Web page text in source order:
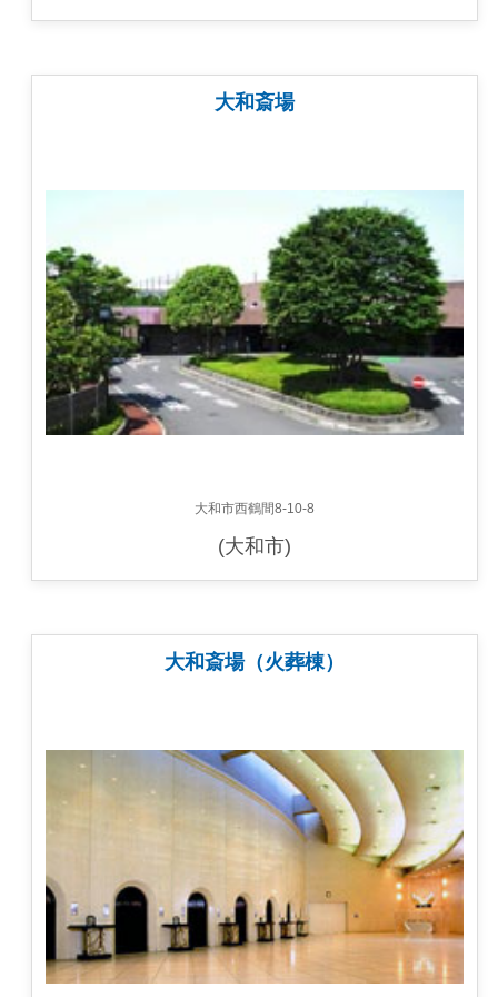
大和斎場
大和市西鶴間8-10-8
(大和市)
大和斎場（火葬棟）